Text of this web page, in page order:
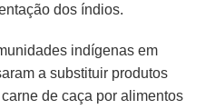
dos índios.
indígenas em
a substituir produtos
de caça por alimentos